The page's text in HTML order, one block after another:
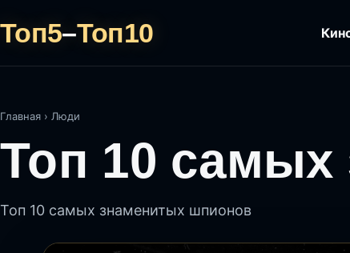
Топ5–Топ10
Главная › Люди
Топ 10
Топ 10 самых знаменитых шпионов